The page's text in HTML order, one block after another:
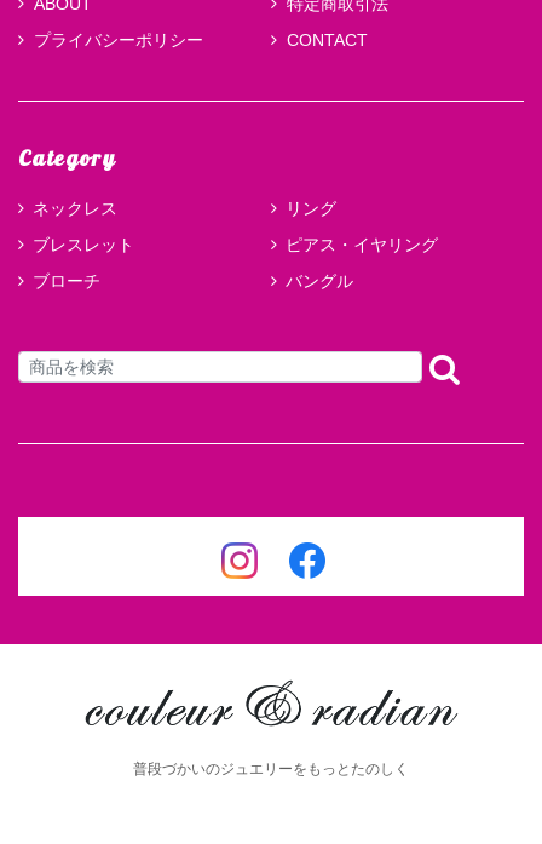
プライバシーポリシー
CONTACT
Category
ネックレス
リング
ブレスレット
ピアス・イヤリング
ブローチ
バングル
普段づかいのジュエリーをもっとたのしく